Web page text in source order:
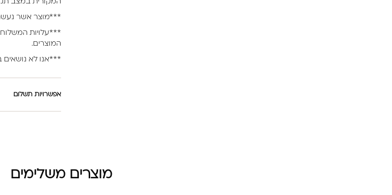
המקורית במצב
***מוצר אשר נעשה
***עלויות המשלוח
המוצרים.
***אנו לא נושאים
אפשרויות תשלום
מוצרים משלימים